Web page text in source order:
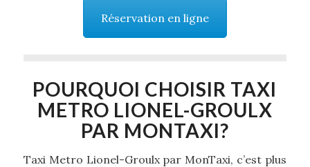
Réservation en ligne
POURQUOI CHOISIR TAXI
METRO LIONEL-GROULX
PAR MONTAXI?
Taxi Metro Lionel-Groulx par MonTaxi, c’est plus